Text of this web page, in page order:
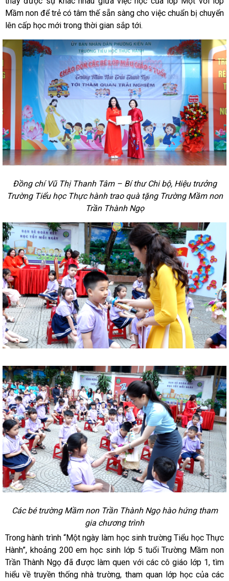
Mầm non để trẻ có tâm thế sẵn sàng cho việc chuẩn bị chuyển
lên cấp học mới trong thời gian sắp tới.
Đồng chí Vũ Thị Thanh Tâm – Bí thư Chi bộ, Hiệu trưởng
Trường Tiểu học Thực hành trao quà tặng Trường Mầm non
Trần Thành Ngọ
Các bé trường Mầm non Trần Thành Ngọ hào hứng tham
gia chương trình
Trong hành trình “Một ngày làm học sinh trường Tiểu học Thực
Hành”, khoảng 200 em học sinh lớp 5 tuổi Trường Mầm non
Trần Thành Ngọ đã được làm quen với các cô giáo lớp 1, tìm
hiểu về truyền thống nhà trường, tham quan lớp học của các